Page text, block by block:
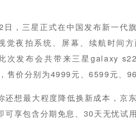
日，三星正式在中国发布新一
觉夜拍系统、屏幕、续航时间
次发布会共带来三星galaxy
售价分别为4999元、6599元、
还想最大程度降低换新成本，京
可享包含分期免息、30天无忧试